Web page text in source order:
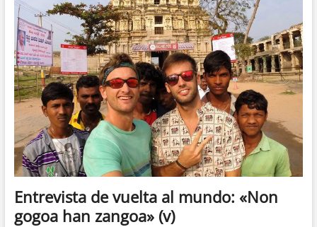
Entrevista de vuelta al mundo: «Non
gogoa han zangoa» (v)